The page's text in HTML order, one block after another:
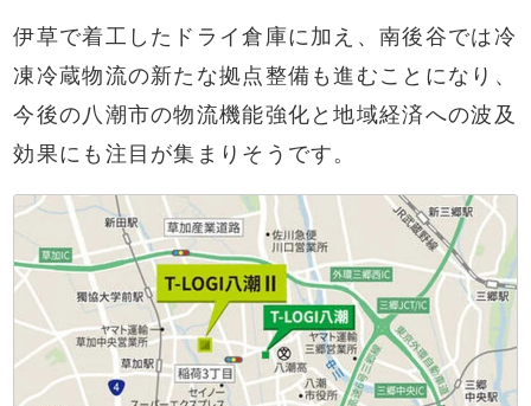
伊草で着工したドライ倉庫に加え、南後谷では冷
凍冷蔵物流の新たな拠点整備も進むことになり、
今後の八潮市の物流機能強化と地域経済への波及
効果にも注目が集まりそうです。